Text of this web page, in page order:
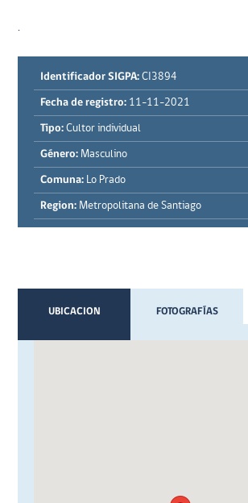
.
Identificador SIGPA: CI3894
Fecha de registro: 11-11-2021
Tipo: Cultor individual
Género: Masculino
Comuna: Lo Prado
Region: Metropolitana de Santiago
UBICACION FOTOGRAFÍAS